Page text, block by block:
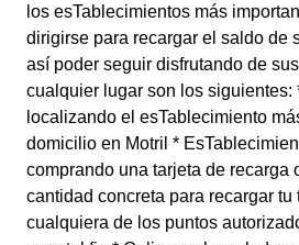
los esTablecimientos más
dirigirse para recargar el saldo de
así poder seguir disfrutando de
cualquier lugar son los siguientes:
localizando el esTablecimiento
domicilio en Motril *
comprando una tarjeta de recarga
cantidad concreta para recargar tu
cualquiera de los puntos